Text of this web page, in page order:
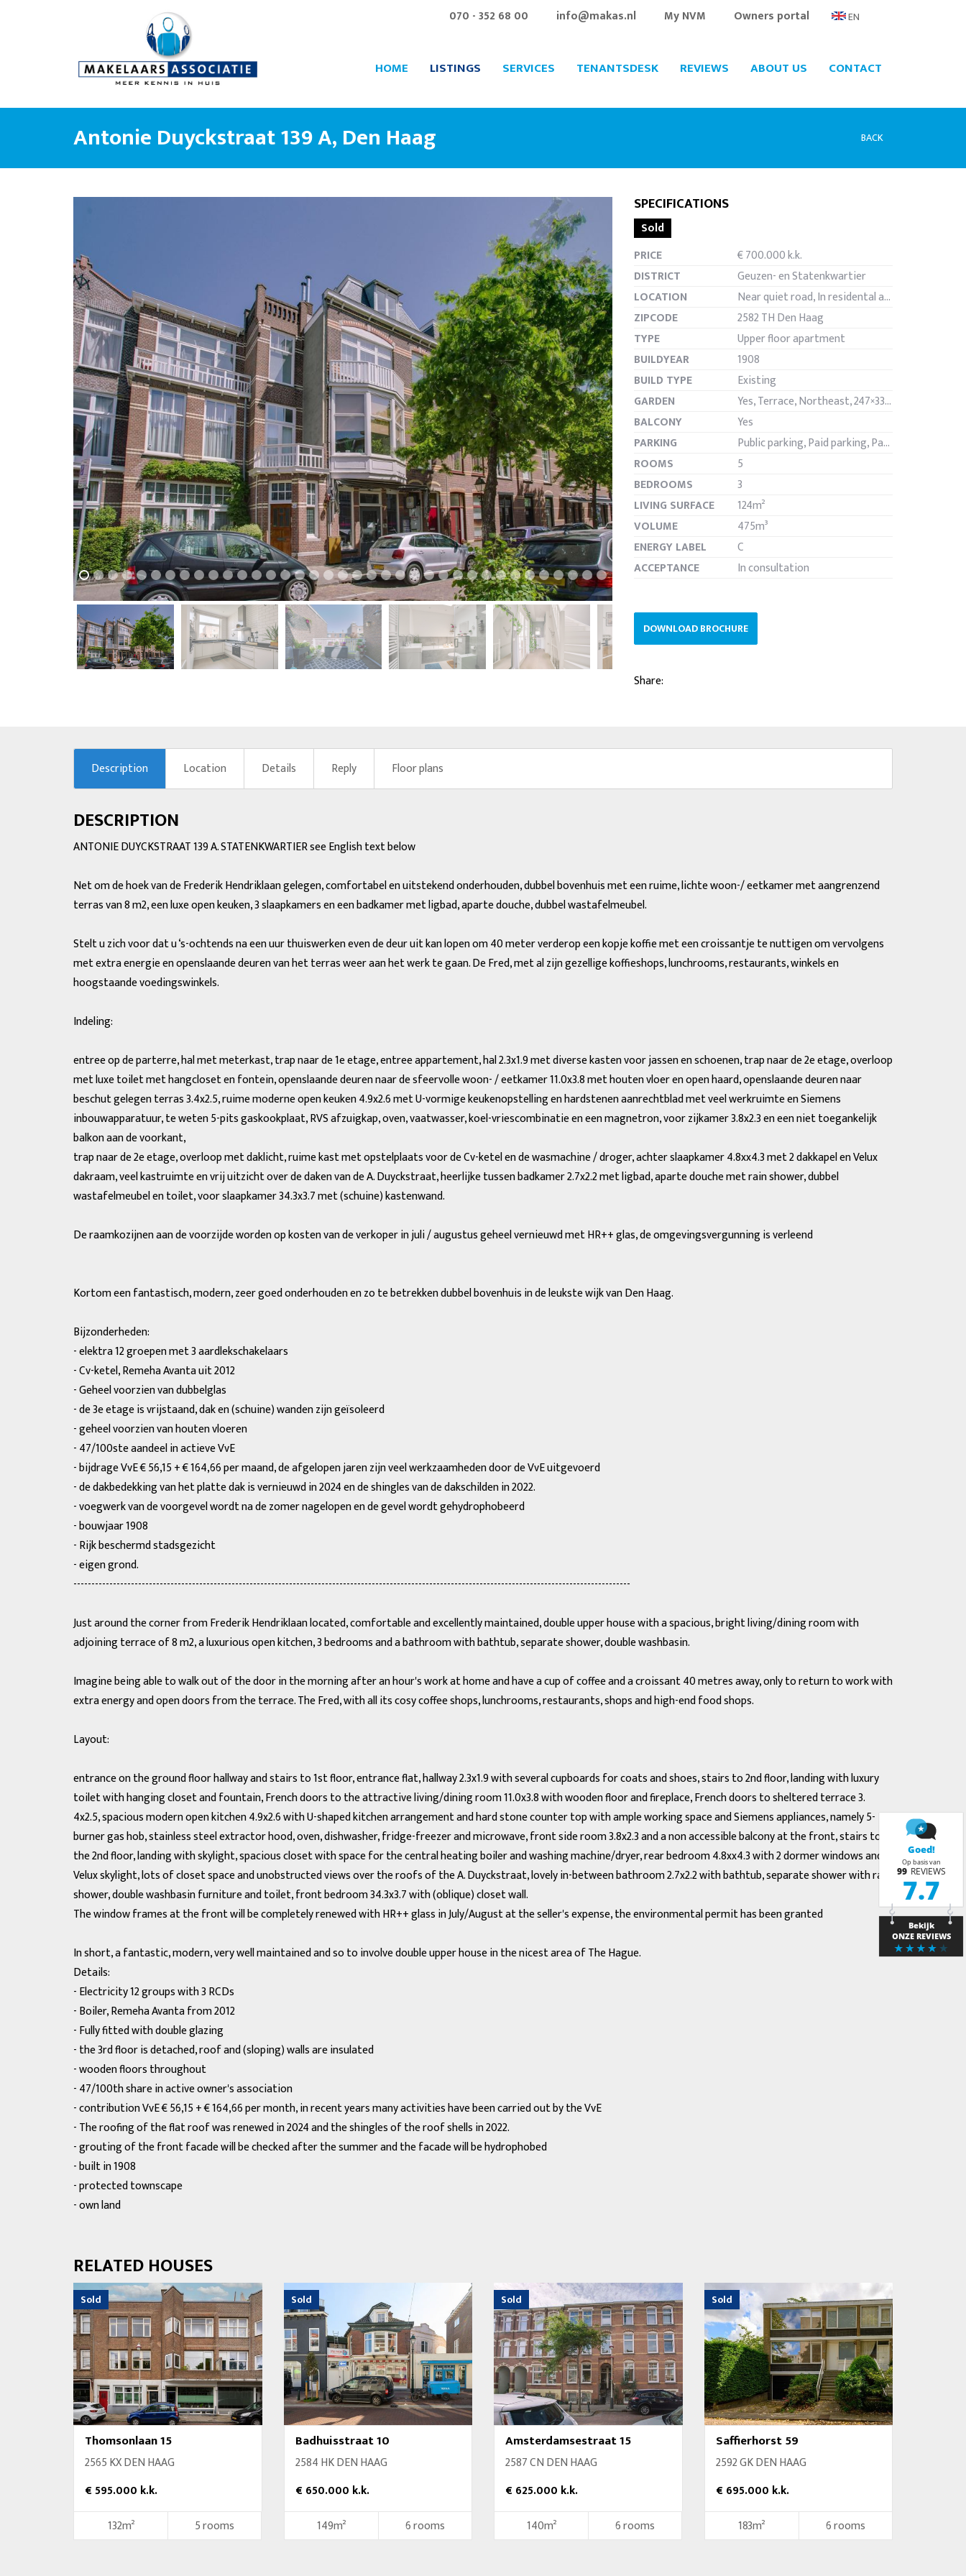
070 - 352 68 00 info@makas.nl My NVM Owners portal EN
HOME LISTINGS SERVICES TENANTSDESK REVIEWS ABOUT US CONTACT
Antonie Duyckstraat 139 A, Den Haag BACK
previous next
Fullscreen
previous next
SPECIFICATIONS
Sold
PRICE
€ 700.000 k.k.
DISTRICT
Geuzen- en Statenkwartier
LOCATION
Near quiet road, In residental area
ZIPCODE
2582 TH Den Haag
TYPE
Upper floor apartment
BUILDYEAR
1908
BUILD TYPE
Existing
GARDEN
Yes, Terrace, Northeast, 247×337cm
BALCONY
Yes
PARKING
Public parking, Paid parking, Parking permit
ROOMS
5
BEDROOMS
3
LIVING SURFACE
124m²
VOLUME
475m³
ENERGY LABEL
C
ACCEPTANCE
In consultation
DOWNLOAD BROCHURE
Share:
Description Location Details Reply Floor plans
DESCRIPTION
ANTONIE DUYCKSTRAAT 139 A. STATENKWARTIER see English text below
Net om de hoek van de Frederik Hendriklaan gelegen, comfortabel en uitstekend onderhouden, dubbel bovenhuis met een ruime, lichte woon-/ eetkamer met aangrenzend
terras van 8 m2, een luxe open keuken, 3 slaapkamers en een badkamer met ligbad, aparte douche, dubbel wastafelmeubel.
Stelt u zich voor dat u ‘s-ochtends na een uur thuiswerken even de deur uit kan lopen om 40 meter verderop een kopje koffie met een croissantje te nuttigen om vervolgens
met extra energie en openslaande deuren van het terras weer aan het werk te gaan. De Fred, met al zijn gezellige koffieshops, lunchrooms, restaurants, winkels en
hoogstaande voedingswinkels.
Indeling:
entree op de parterre, hal met meterkast, trap naar de 1e etage, entree appartement, hal 2.3x1.9 met diverse kasten voor jassen en schoenen, trap naar de 2e etage, overloop
met luxe toilet met hangcloset en fontein, openslaande deuren naar de sfeervolle woon- / eetkamer 11.0x3.8 met houten vloer en open haard, openslaande deuren naar
beschut gelegen terras 3.4x2.5, ruime moderne open keuken 4.9x2.6 met U-vormige keukenopstelling en hardstenen aanrechtblad met veel werkruimte en Siemens
inbouwapparatuur, te weten 5-pits gaskookplaat, RVS afzuigkap, oven, vaatwasser, koel-vriescombinatie en een magnetron, voor zijkamer 3.8x2.3 en een niet toegankelijk
balkon aan de voorkant,
trap naar de 2e etage, overloop met daklicht, ruime kast met opstelplaats voor de Cv-ketel en de wasmachine / droger, achter slaapkamer 4.8xx4.3 met 2 dakkapel en Velux
dakraam, veel kastruimte en vrij uitzicht over de daken van de A. Duyckstraat, heerlijke tussen badkamer 2.7x2.2 met ligbad, aparte douche met rain shower, dubbel
wastafelmeubel en toilet, voor slaapkamer 34.3x3.7 met (schuine) kastenwand.
De raamkozijnen aan de voorzijde worden op kosten van de verkoper in juli / augustus geheel vernieuwd met HR++ glas, de omgevingsvergunning is verleend
Kortom een fantastisch, modern, zeer goed onderhouden en zo te betrekken dubbel bovenhuis in de leukste wijk van Den Haag.
Bijzonderheden:
- elektra 12 groepen met 3 aardlekschakelaars
- Cv-ketel, Remeha Avanta uit 2012
- Geheel voorzien van dubbelglas
- de 3e etage is vrijstaand, dak en (schuine) wanden zijn geïsoleerd
- geheel voorzien van houten vloeren
- 47/100ste aandeel in actieve VvE
- bijdrage VvE € 56,15 + € 164,66 per maand, de afgelopen jaren zijn veel werkzaamheden door de VvE uitgevoerd
- de dakbedekking van het platte dak is vernieuwd in 2024 en de shingles van de dakschilden in 2022.
- voegwerk van de voorgevel wordt na de zomer nagelopen en de gevel wordt gehydrophobeerd
- bouwjaar 1908
- Rijk beschermd stadsgezicht
- eigen grond.
-----------------------------------------------------------------------------------------------------------------------------------------------------------
Just around the corner from Frederik Hendriklaan located, comfortable and excellently maintained, double upper house with a spacious, bright living/dining room with
adjoining terrace of 8 m2, a luxurious open kitchen, 3 bedrooms and a bathroom with bathtub, separate shower, double washbasin.
Imagine being able to walk out of the door in the morning after an hour's work at home and have a cup of coffee and a croissant 40 metres away, only to return to work with
extra energy and open doors from the terrace. The Fred, with all its cosy coffee shops, lunchrooms, restaurants, shops and high-end food shops.
Layout:
entrance on the ground floor hallway and stairs to 1st floor, entrance flat, hallway 2.3x1.9 with several cupboards for coats and shoes, stairs to 2nd floor, landing with luxury
toilet with hanging closet and fountain, French doors to the attractive living/dining room 11.0x3.8 with wooden floor and fireplace, French doors to sheltered terrace 3.
4x2.5, spacious modern open kitchen 4.9x2.6 with U-shaped kitchen arrangement and hard stone counter top with ample working space and Siemens appliances, namely 5-
burner gas hob, stainless steel extractor hood, oven, dishwasher, fridge-freezer and microwave, front side room 3.8x2.3 and a non accessible balcony at the front, stairs to
the 2nd floor, landing with skylight, spacious closet with space for the central heating boiler and washing machine/dryer, rear bedroom 4.8xx4.3 with 2 dormer windows and
Velux skylight, lots of closet space and unobstructed views over the roofs of the A. Duyckstraat, lovely in-between bathroom 2.7x2.2 with bathtub, separate shower with rain
shower, double washbasin furniture and toilet, front bedroom 34.3x3.7 with (oblique) closet wall.
The window frames at the front will be completely renewed with HR++ glass in July/August at the seller's expense, the environmental permit has been granted
In short, a fantastic, modern, very well maintained and so to involve double upper house in the nicest area of The Hague.
Details:
- Electricity 12 groups with 3 RCDs
- Boiler, Remeha Avanta from 2012
- Fully fitted with double glazing
- the 3rd floor is detached, roof and (sloping) walls are insulated
- wooden floors throughout
- 47/100th share in active owner's association
- contribution VvE € 56,15 + € 164,66 per month, in recent years many activities have been carried out by the VvE
- The roofing of the flat roof was renewed in 2024 and the shingles of the roof shells in 2022.
- grouting of the front facade will be checked after the summer and the facade will be hydrophobed
- built in 1908
- protected townscape
- own land
RELATED HOUSES
Sold
Thomsonlaan 15
2565 KX DEN HAAG
€ 595.000 k.k.
132m²
5 rooms
Sold
Badhuisstraat 10
2584 HK DEN HAAG
€ 650.000 k.k.
149m²
6 rooms
Sold
Amsterdamsestraat 15
2587 CN DEN HAAG
€ 625.000 k.k.
140m²
6 rooms
Sold
Saffierhorst 59
2592 GK DEN HAAG
€ 695.000 k.k.
183m²
6 rooms